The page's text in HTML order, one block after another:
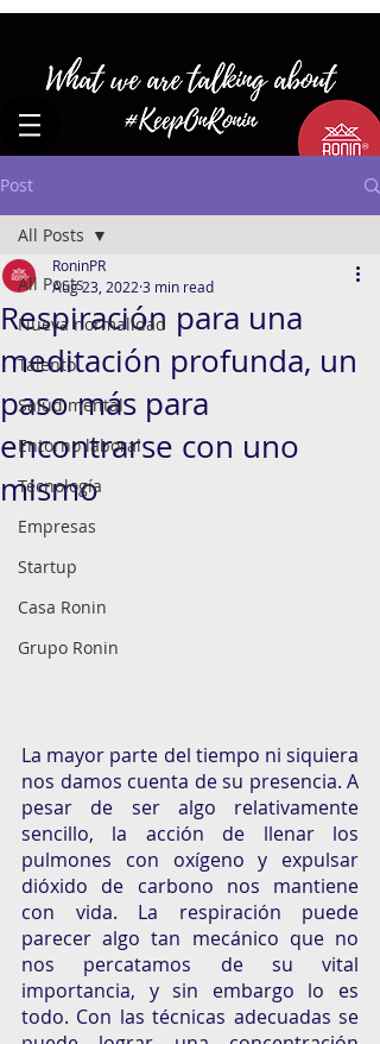
Post
All Posts
Nueva normalidad
Talento
Salud mental
Entorno laboral
Tecnología
Empresas
Startup
Casa Ronin
Grupo Ronin
All Posts
Respiración para una
meditación profunda, un
paso más para
encontrarse con uno
mismo
RoninPR
Aug 23, 2022 3 min read
La mayor parte del tiempo ni siquiera
nos damos cuenta de su presencia. A
pesar de ser algo relativamente
sencillo, la acción de llenar los
pulmones con oxígeno y expulsar
dióxido de carbono nos mantiene
con vida. La respiración puede
parecer algo tan mecánico que no
nos percatamos de su vital
importancia, y sin embargo lo es
todo. Con las técnicas adecuadas se